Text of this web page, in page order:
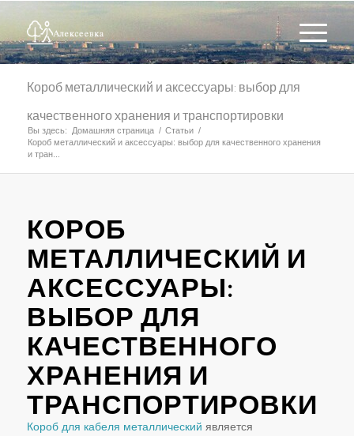
Короб металлический и аксессуары: выбор для
качественного хранения и транспортировки
Вы здесь: Домашняя страница / Статьи /
Короб металлический и аксессуары: выбор для качественного хранения
и тран...
КОРОБ
МЕТАЛЛИЧЕСКИЙ И
АКСЕССУАРЫ:
ВЫБОР ДЛЯ
КАЧЕСТВЕННОГО
ХРАНЕНИЯ И
ТРАНСПОРТИРОВКИ
Короб для кабеля металлический является